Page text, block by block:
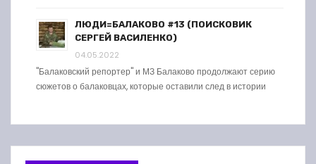
ЛЮДИ=БАЛАКОВО #13 (ПОИСКОВИК
СЕРГЕЙ ВАСИЛЕНКО)
04.05.2022
"Балаковский репортер" и МЗ Балаково продолжают серию
сюжетов о балаковцах, которые оставили след в истории